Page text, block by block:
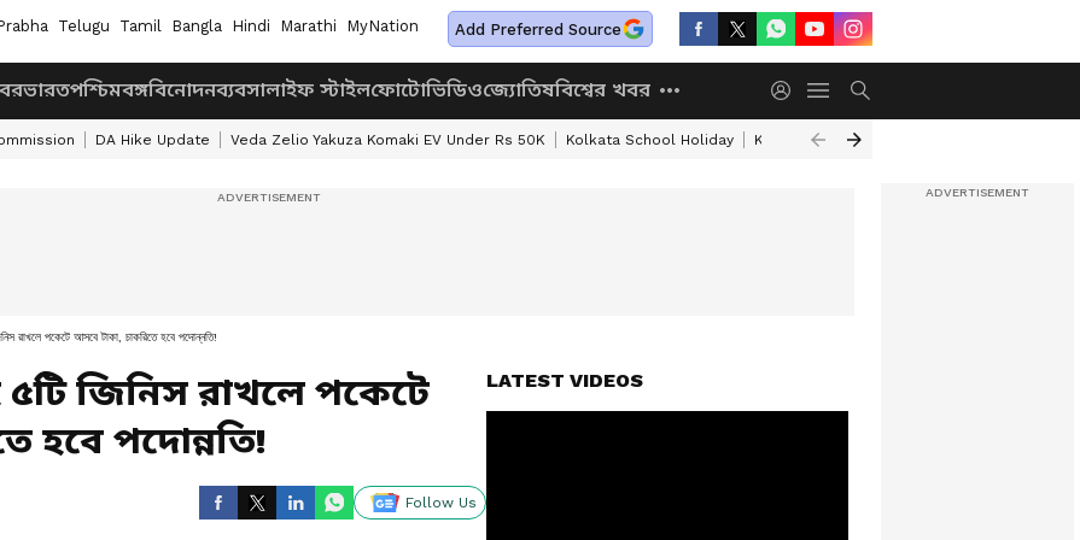
Telugu Tamil Bangla Hindi Marathi MyNation Add Preferred Source
ভারতপশ্চিমবঙ্গবিনোদনব্যবসালাইফ স্টাইলফোটোভিডিওজ্যোতিষবিশ্বের খবর
DA Hike Update Veda Zelio Yakuza Komaki EV Under Rs 50K Kolkata School Holiday Kolkata Weather Update
রাখলে পকেটে আসবে টাকা, চাকরিতে হবে পদোন্নতি!
জিনিস রাখলে পকেটে
হবে পদোন্নতি!
Follow Us
LATEST VIDEOS